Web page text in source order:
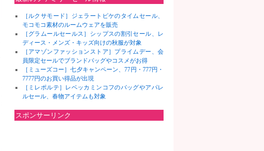
［ルクサモード］ジェラートピケのタイムセール、
モコモコ素材のルームウェアを販売
［グラムールセールス］シップスの割引セール、レ
ディース・メンズ・キッズ向けの秋服が対象
［アマゾンファッションストア］プライムデー、会
員限定セールでブランドバッグやコスメがお得
［ミューズコー］七夕キャンペーン、77円・777円・
7777円のお買い得品が出現
［ミレポルテ］レベッカミンコフのバッグやアパレ
ルセール、春物アイテムも対象
スポンサーリンク